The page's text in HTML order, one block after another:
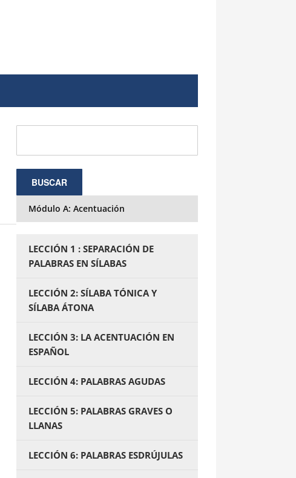
Módulo A: Acentuación
LECCIÓN 1 : SEPARACIÓN DE
PALABRAS EN SÍLABAS
LECCIÓN 2: SÍLABA TÓNICA Y
SÍLABA ÁTONA
LECCIÓN 3: LA ACENTUACIÓN EN
ESPAÑOL
LECCIÓN 4: PALABRAS AGUDAS
LECCIÓN 5: PALABRAS GRAVES O
LLANAS
LECCIÓN 6: PALABRAS ESDRÚJULAS